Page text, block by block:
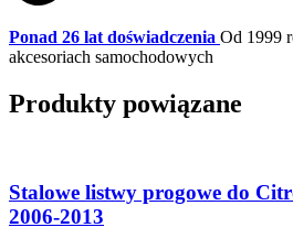
Ponad 26 lat doświadczenia Od 1999
akcesoriach samochodowych
Produkty powiązane
Stalowe listwy progowe do
2006-2013